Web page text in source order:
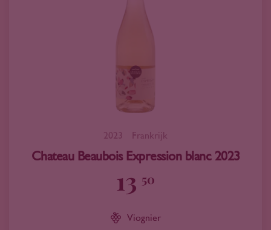
2023 Frankrijk
Chateau Beaubois Expression blanc 2023
13 50
Viognier